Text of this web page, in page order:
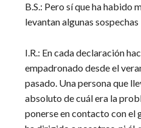
B.S.: Pero sí que ha habido
levantan algunas sospechas
I.R.: En cada declaración
empadronado desde el
pasado. Una persona que
absoluto de cuál era la
ponerse en contacto con el